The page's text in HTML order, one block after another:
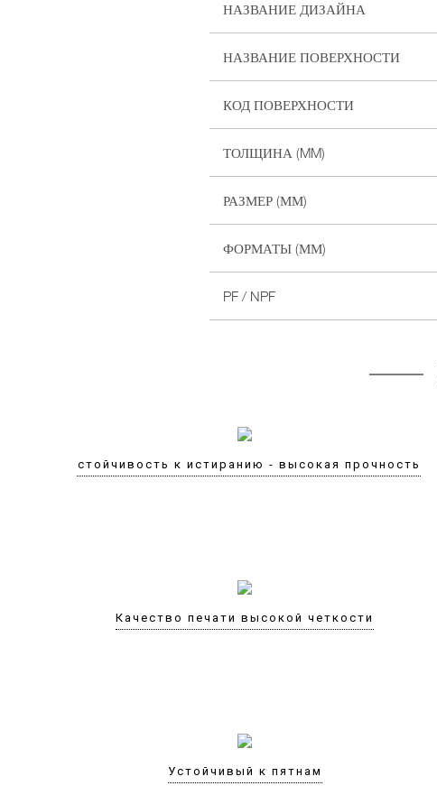
НАЗВАНИЕ ДИЗАЙНА
НАЗВАНИЕ ПОВЕРХНОСТИ
КОД ПОВЕРХНОСТИ
ТОЛЩИНА (MM)
РАЗМЕР (ММ)
ФОРМАТЫ (ММ)
PF / NPF
Устойчивость к истиранию - высокая прочность
Качество печати высокой четкости
Устойчивый к пятнам